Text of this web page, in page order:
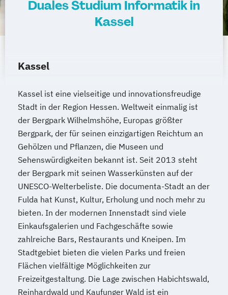
Duales Studium Informatik in
Kassel
Kassel
Kassel ist eine vielseitige und innovationsfreudige
Stadt in der Region Hessen. Weltweit einmalig ist
der Bergpark Wilhelmshöhe, Europas größter
Bergpark, der für seinen einzigartigen Reichtum an
Gehölzen und Pflanzen, die Museen und
Sehenswürdigkeiten bekannt ist. Seit 2013 steht
der Bergpark mit seinen Wasserkünsten auf der
UNESCO-Welterbeliste. Die documenta-Stadt an der
Fulda hat Kunst, Kultur, Erholung und noch mehr zu
bieten. In der modernen Innenstadt sind viele
Einkaufsgalerien und Fachgeschäfte sowie
zahlreiche Bars, Restaurants und Kneipen. Im
Stadtgebiet bieten die vielen Parks und freien
Flächen vielfältige Möglichkeiten zur
Freizeitgestaltung. Die Lage zwischen Habichtswald,
Reinhardwald und Kaufunger Wald ist ein